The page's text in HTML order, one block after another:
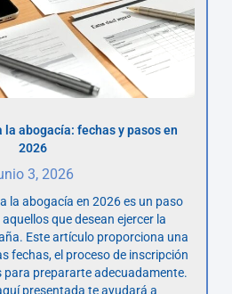
la abogacía: fechas y pasos en
2026
3, 2026
la abogacía en 2026 es un paso
que desean ejercer la
Este artículo proporciona una
fechas, el proceso de inscripción
para prepararte adecuadamente.
presentada te ayudará a